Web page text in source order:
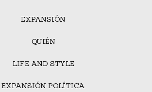
EXPANSIÓN
QUIÉN
LIFE AND STYLE
EXPANSIÓN POLÍTICA